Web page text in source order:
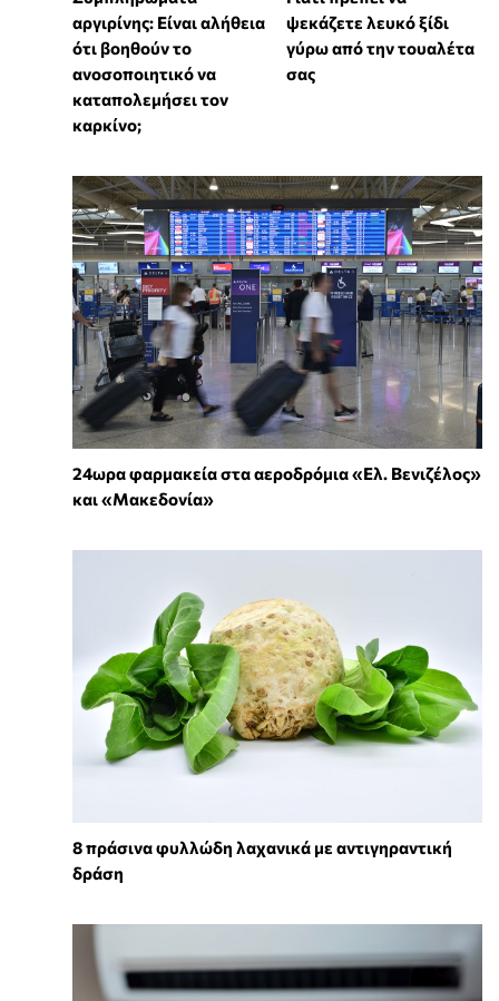
αργιρίνης: Είναι αλήθεια
ότι βοηθούν το
ανοσοποιητικό να
καταπολεμήσει τον
καρκίνο;
ψεκάζετε λευκό ξίδι
γύρω από την τουαλέτα
σας
24ωρα φαρμακεία στα αεροδρόμια «Ελ. Βενιζέλος»
και «Μακεδονία»
8 πράσινα φυλλώδη λαχανικά με αντιγηραντική
δράση